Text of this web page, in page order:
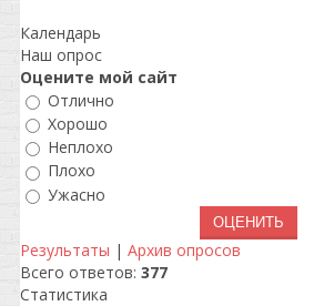
Календарь
Наш опрос
Оцените мой сайт
Отлично
Хорошо
Неплохо
Плохо
Ужасно
Результаты | Архив опросов
Всего ответов: 377
Статистика